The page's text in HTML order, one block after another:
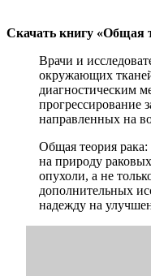
Скачать книгу «Общая
Врачи и
окружающих
диагностическим
прогрессирование
направленных на
Общая теория
на природу
опухоли, а не
дополнительных
надежду на